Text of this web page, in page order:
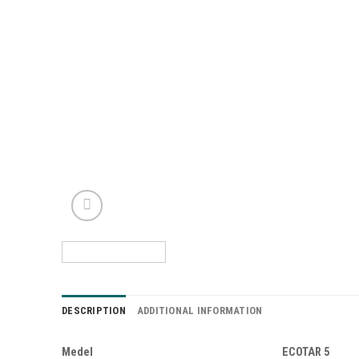
DESCRIPTION ADDITIONAL INFORMATION
Medel
ECOTAR 5